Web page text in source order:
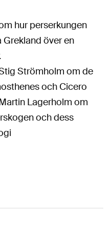
hur perserkungen
över en
Strömholm om de
och Cicero
Lagerholm om
och dess